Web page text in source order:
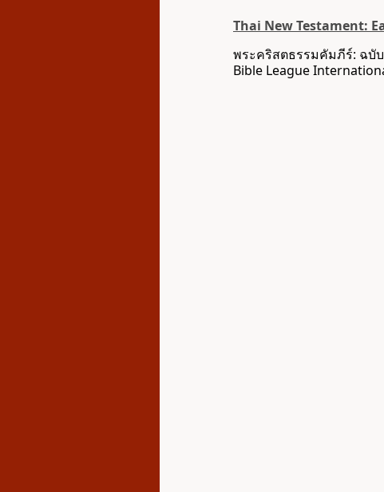
Thai New Testament:
พระคริสตธรรมคัมภีร์: ฉบั
Bible League